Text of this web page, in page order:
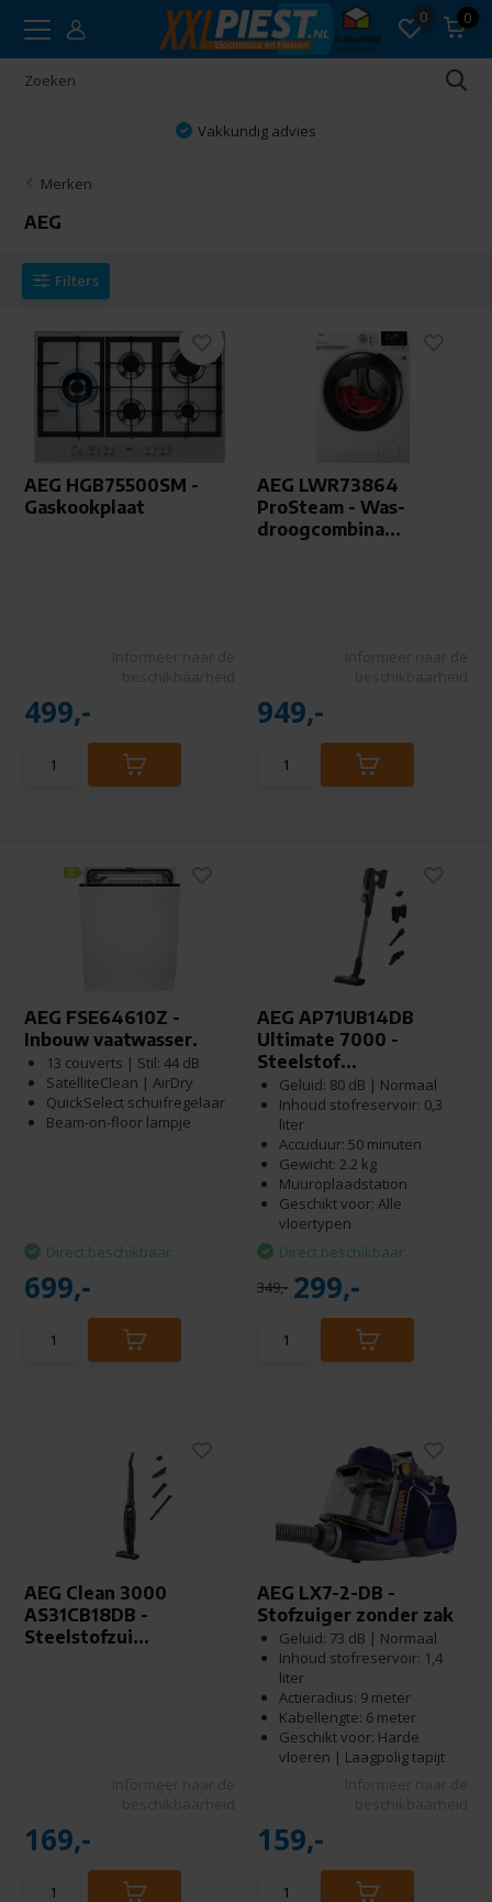
0 0
Vakkundig advies
Merken
AEG
Filters
AEG HGB75500SM -
Gaskookplaat
499,-
AEG LWR73864
ProSteam - Was-
droogcombina...
949,-
AEG FSE64610Z -
Inbouw vaatwasser.
13 couverts | Stil: 44 dB
SatelliteClean | AirDry
QuickSelect schuifregelaar
Beam-on-floor lampje
Direct beschikbaar
699,-
AEG AP71UB14DB
Ultimate 7000 -
Steelstof...
Geluid: 80 dB | Normaal
Inhoud stofreservoir: 0,3
liter
Accuduur: 50 minuten
Gewicht: 2.2 kg
Muuroplaadstation
Geschikt voor: Alle
vloertypen
Direct beschikbaar
349,- 299,-
AEG Clean 3000
AS31CB18DB -
Steelstofzui...
169,-
AEG LX7-2-DB -
Stofzuiger zonder zak
Geluid: 73 dB | Normaal
Inhoud stofreservoir: 1,4
liter
Actieradius: 9 meter
Kabellengte: 6 meter
Geschikt voor: Harde
vloeren | Laagpolig tapijt
159,-